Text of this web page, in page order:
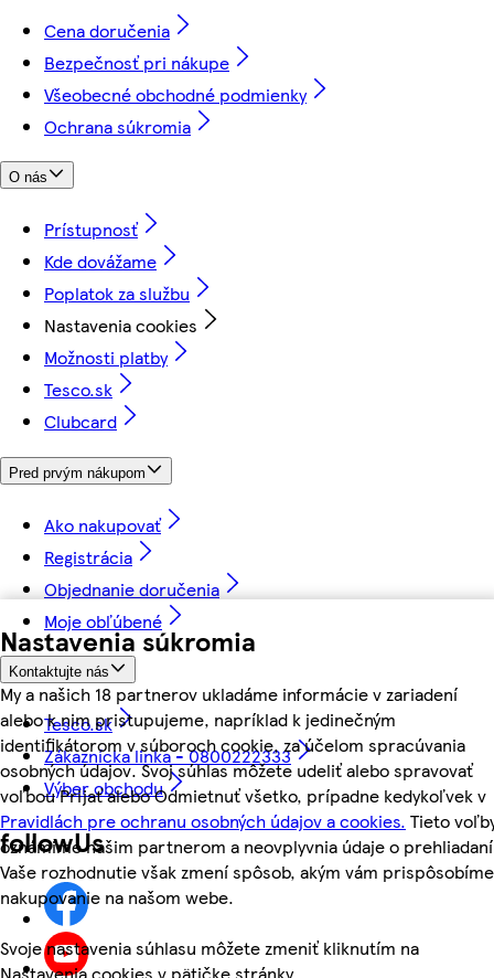
Nastavenia súkromia
My a našich 18 partnerov ukladáme informácie v zariadení
alebo k nim pristupujeme, napríklad k jedinečným
identifikátorom v súboroch cookie, za účelom spracúvania
osobných údajov. Svoj súhlas môžete udeliť alebo spravovať
voľbou Prijať alebo Odmietnuť všetko, prípadne kedykoľvek v
Pravidlách pre ochranu osobných údajov a cookies. Tieto
oznámime našim partnerom a neovplyvnia údaje o
Vaše rozhodnutie však zmení spôsob, akým vám prispôsobíme
nakupovanie na našom webe.
Svoje nastavenia súhlasu môžete zmeniť kliknutím na
Nastavenia cookies v pätičke stránky.
Cena doručenia
Bezpečnosť pri nákupe
Všeobecné obchodné podmienky
Ochrana súkromia
O nás
Prístupnosť
Kde dovážame
Poplatok za službu
Nastavenia cookies
Možnosti platby
Tesco.sk
Clubcard
Pred prvým nákupom
Ako nakupovať
Registrácia
Objednanie doručenia
Moje obľúbené
Kontaktujte nás
Tesco.sk
Zákaznícka linka - 0800222333
Výber obchodu
followUs